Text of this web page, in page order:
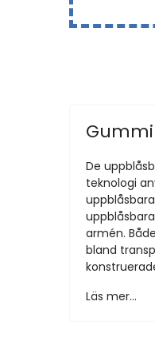
De
teknologi
armén.
bland
Läs mer...